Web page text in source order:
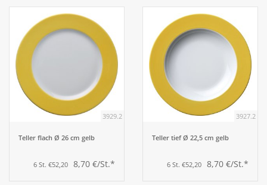
3929.2
Teller flach Ø 26 cm gelb
6 St. €52,20 8,70 €/St.*
3927.2
Teller tief Ø 22,5 cm gelb
6 St. €52,20 8,70 €/St.*